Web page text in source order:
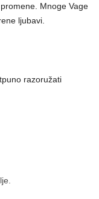
Mnoge Vage
ljubavi.
razoružati